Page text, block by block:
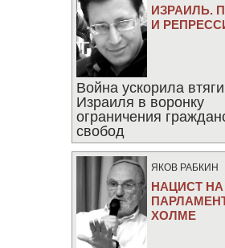
ИЗРАИЛЬ.
И
Война ускорила
Израиля в воронку
ограничения
свобод
ЯКОВ РАБКИН
НАЦИСТ НА
ХОЛМЕ